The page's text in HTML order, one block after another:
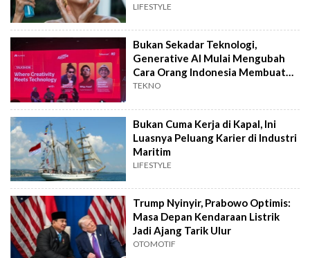
LIFESTYLE
Bukan Sekadar Teknologi,
Generative AI Mulai Mengubah
Cara Orang Indonesia Membuat
Film
TEKNO
Bukan Cuma Kerja di Kapal, Ini
Luasnya Peluang Karier di Industri
Maritim
LIFESTYLE
Trump Nyinyir, Prabowo Optimis:
Masa Depan Kendaraan Listrik
Jadi Ajang Tarik Ulur
OTOMOTIF